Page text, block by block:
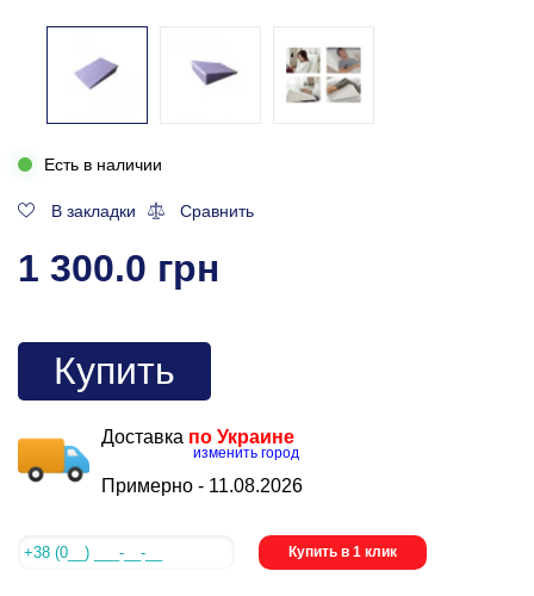
Есть в наличии
В закладки Сравнить
1 300.0 грн
Купить
Доставка по Украине
изменить город
Примерно - 11.08.2026
Купить в 1 клик